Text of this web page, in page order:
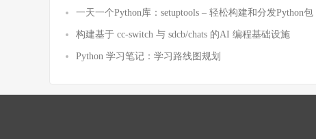
一天一个Python库：setuptools – 轻松构建和分发Python包
构建基于 cc-switch 与 sdcb/chats 的AI 编程基础设施
Python 学习笔记：学习路线图规划